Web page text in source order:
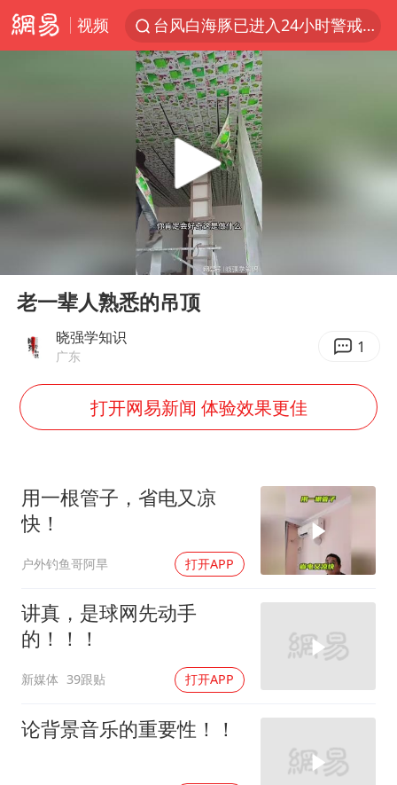
视频
台风白海豚已进入24小时警戒线
四川宜宾市高县4.9级地震致1人死亡
秋天的第一杯奶茶到底有多火
国乒男单横滨冠军赛全军覆没
胡彦斌获《歌手2026》歌王
38岁演员求职万岁山NPC成功
夯实基础开新局
Play
老一辈人熟悉的吊顶
晓强学知识
广东 1
打开网易新闻 体验效果更佳
用一根管子，省电又凉
快！
户外钓鱼哥阿旱 打开APP
讲真，是球网先动手
的！！！
新媒体 39跟贴 打开APP
论背景音乐的重要性！！